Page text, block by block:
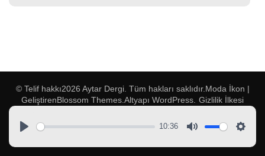
© Telif hakkı2026 Aytar Dergi. Tüm hakları saklıdır. Moda İkon |
GeliştirenBlossom Themes .Altyapı WordPress Gizlilik İlkesi
10:36